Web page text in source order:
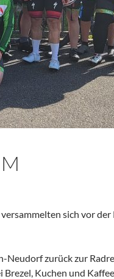
sich vor der
Neudorf zurück zur
Kuchen und